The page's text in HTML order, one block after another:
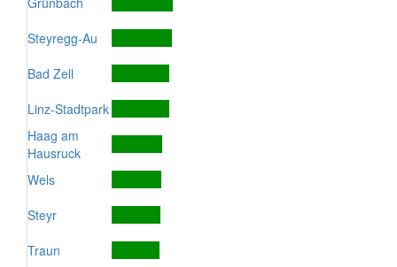
Steyregg-Au
Bad Zell
Linz-Stadtpark
Haag am
Hausruck
Wels
Steyr
Traun